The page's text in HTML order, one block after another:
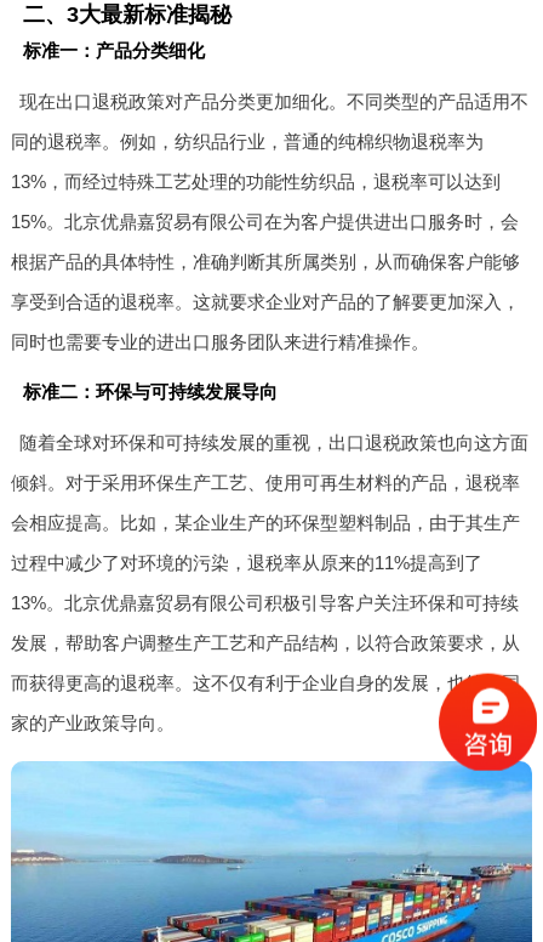
二、3大最新标准揭秘
标准一：产品分类细化
现在出口退税政策对产品分类更加细化。不同类型的产品适用不
同的退税率。例如，纺织品行业，普通的纯棉织物退税率为
13%，而经过特殊工艺处理的功能性纺织品，退税率可以达到
15%。北京优鼎嘉贸易有限公司在为客户提供进出口服务时，会
根据产品的具体特性，准确判断其所属类别，从而确保客户能够
享受到合适的退税率。这就要求企业对产品的了解要更加深入，
同时也需要专业的进出口服务团队来进行精准操作。
标准二：环保与可持续发展导向
随着全球对环保和可持续发展的重视，出口退税政策也向这方面
倾斜。对于采用环保生产工艺、使用可再生材料的产品，退税率
会相应提高。比如，某企业生产的环保型塑料制品，由于其生产
过程中减少了对环境的污染，退税率从原来的11%提高到了
13%。北京优鼎嘉贸易有限公司积极引导客户关注环保和可持续
发展，帮助客户调整生产工艺和产品结构，以符合政策要求，从
而获得更高的退税率。这不仅有利于企业自身的发展，也符合国
家的产业政策导向。